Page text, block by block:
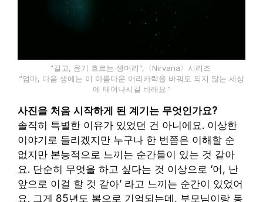
“길고, 윤기 흐르는 생머리”,〈Nirvana〉시리즈
“엄마, 다음 생에는 이 아름다운 머리카락을 바꿔도 되지 않는 세상
에 태어나시길 바래요.”
사진을 처음 시작하게 된 계기는 무엇인가요?
솔직히 특별한 이유가 있었던 건 아니에요. 이상한
이야기로 들리겠지만 누구나 한 번쯤은 이해할 순
없지만 본능적으로 느끼는 순간들이 있는 것 같아
요. 단순히 무엇을 하고 싶다는 것 이상으로 ‘어, 난
앞으로 이걸 할 것 같아’ 라고 느끼는 순간이 있었어
요. 그게 85년도 봄으로 기억되는데, 부모님이랑 동